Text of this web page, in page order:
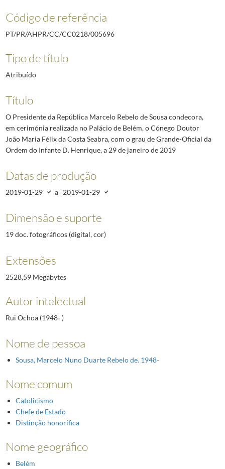
Código de referência
PT/PR/AHPR/CC/CC0218/005696
Tipo de título
Atribuído
Título
O Presidente da República Marcelo Rebelo de Sousa condecora,
em cerimónia realizada no Palácio de Belém, o Cónego Doutor
João Maria Félix da Costa Seabra, com o grau de Grande-Oficial da
Ordem do Infante D. Henrique, a 29 de janeiro de 2019
Datas de produção
2019-01-29 a 2019-01-29
Dimensão e suporte
19 doc. fotográficos (digital, cor)
Extensões
2528,59 Megabytes
Autor intelectual
Rui Ochoa (1948- )
Nome de pessoa
Sousa, Marcelo Nuno Duarte Rebelo de. 1948-
Nome comum
Catolicismo
Chefe de Estado
Distinção honorífica
Nome geográfico
Belém